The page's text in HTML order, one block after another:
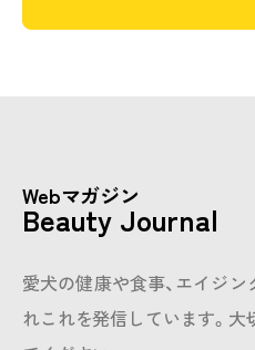
Webマガジン
Beauty Journal
愛犬の健康や食事、エイジ
れこれを発信しています。 大